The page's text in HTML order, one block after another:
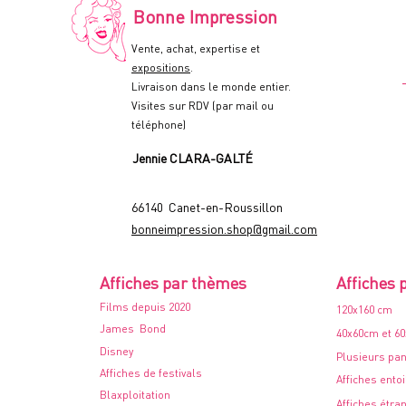
Bonne Impression
Vente, achat, expertise et
expositions
Livraison dans le monde entier.
Visites sur RDV (par mail ou
téléphone)
Jennie CLARA-GALTÉ
66140 Canet-en-Roussillon
bonneimpression.shop@gmail.com
Affiches par thèmes
Films depuis 2020
James Bond
Disney
Affiches de festivals
Blaxploitation
Affiches
120x160 cm
40x60cm et
Plusieurs
Affiches